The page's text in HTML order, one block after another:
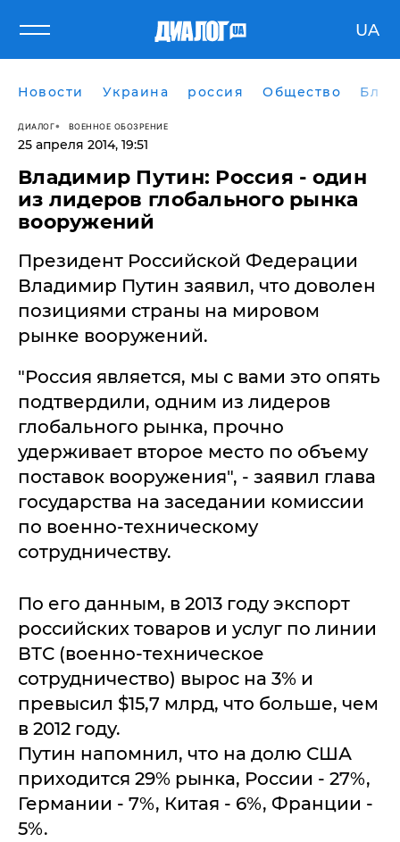
UA
Новости Украина россия Общество
ДИАЛОГ ВОЕННОЕ ОБОЗРЕНИЕ
25 апреля 2014, 19:51
Владимир Путин: Россия - один
из лидеров глобального рынка
вооружений
Президент Российской Федерации
Владимир Путин заявил, что доволен
позициями страны на мировом
рынке вооружений.
"Россия является, мы с вами это опять
подтвердили, одним из лидеров
глобального рынка, прочно
удерживает второе место по объему
поставок вооружения", - заявил глава
государства на заседании комиссии
по военно-техническому
сотрудничеству.
По его данным, в 2013 году экспорт
российских товаров и услуг по линии
ВТС (военно-техническое
сотрудничество) вырос на 3% и
превысил $15,7 млрд, что больше, чем
в 2012 году.
Путин напомнил, что на долю США
приходится 29% рынка, России - 27%,
Германии - 7%, Китая - 6%, Франции -
5%.